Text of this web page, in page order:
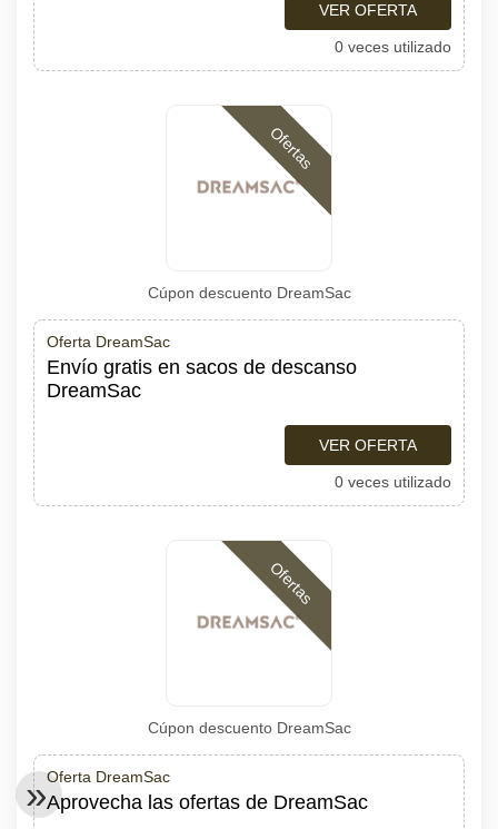
VER OFERTA
0 veces utilizado
Ofertas
Cúpon descuento DreamSac
Oferta DreamSac
Envío gratis en sacos de descanso
DreamSac
VER OFERTA
0 veces utilizado
Ofertas
Cúpon descuento DreamSac
Oferta DreamSac
Aprovecha las ofertas de DreamSac